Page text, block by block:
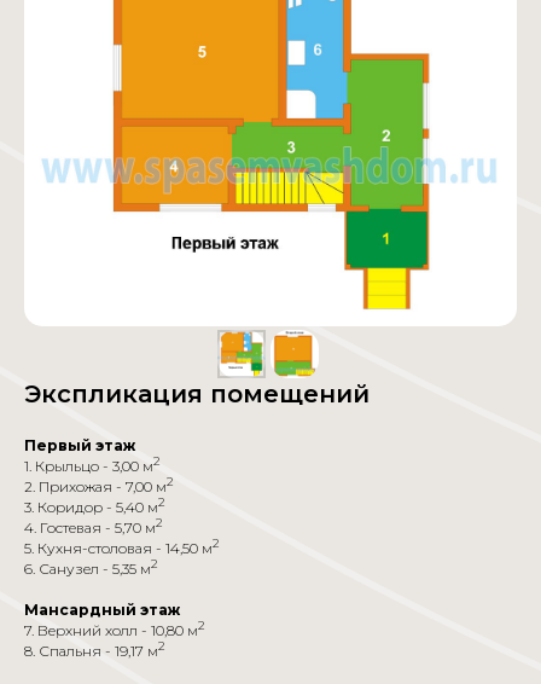
Экспликация помещений
Первый этаж
1. Крыльцо - 3,00 м2
2. Прихожая - 7,00 м2
3. Коридор - 5,40 м2
4. Гостевая - 5,70 м2
5. Кухня-столовая - 14,50 м2
6. Санузел - 5,35 м2
Мансардный этаж
7. Верхний холл - 10,80 м2
8. Спальня - 19,17 м2